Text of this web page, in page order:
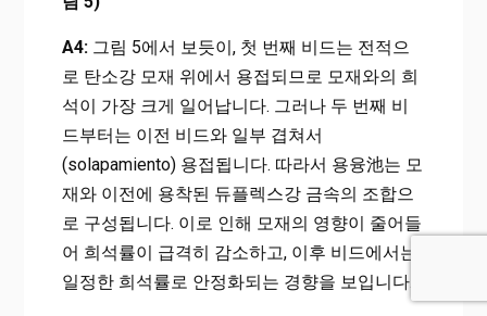
A4:그림 5에서 보듯이, 첫 번째 비드는 전적으
로 탄소강 모재 위에서 용접되므로 모재와의 희
석이 가장 크게 일어납니다. 그러나 두 번째 비
드부터는 이전 비드와 일부 겹쳐서
(solapamiento) 용접됩니다. 따라서 용융池는 모
재와 이전에 용착된 듀플렉스강 금속의 조합으
로 구성됩니다. 이로 인해 모재의 영향이 줄어들
어 희석률이 급격히 감소하고, 이후 비드에서는
일정한 희석률로 안정화되는 경향을 보입니다.